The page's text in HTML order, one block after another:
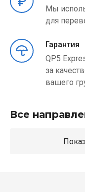
Мы
для
Гарантия
QP5
за
вашего
Все